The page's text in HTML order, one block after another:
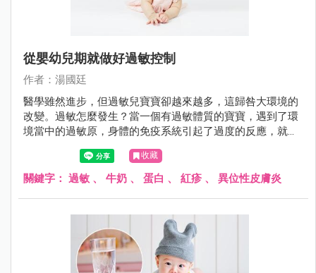
從嬰幼兒期就做好過敏控制
作者：湯國廷
醫學雖然進步，但過敏兒寶寶卻越來越多，這歸咎大環境的
改變。過敏怎麼發生？當一個有過敏體質的寶寶，遇到了環
境當中的過敏原，身體的免疫系統引起了過度的反應，就產
生了過敏症狀。
收藏
關鍵字： 過敏 、 牛奶 、 蛋白 、 紅疹 、 異位性皮膚炎